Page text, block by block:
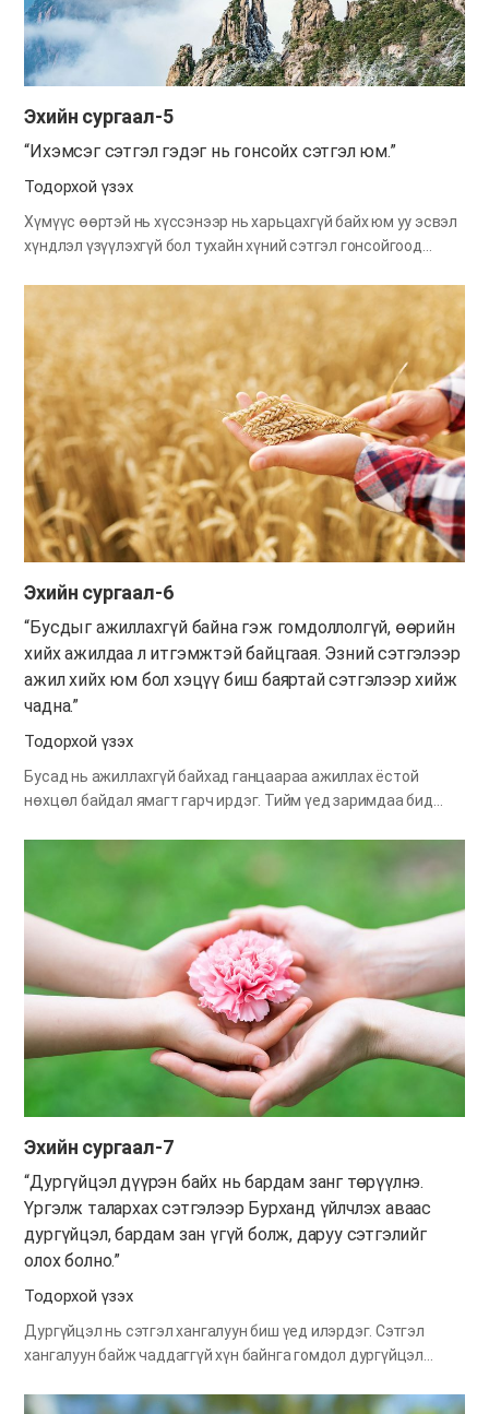
малчид, Лотын малчид хоорондоо маргалджээ. ... Абрам,
Лотод —Бид ахан дүүс. Чи бид хоёрын хооронд бас танай
манай малчдын хооронд маргаан бүү байг! Чиний өмнө энэ
бүх газар байгаа биш үү?…
Эхийн сургаал-5
“Ихэмсэг сэтгэл гэдэг нь гонсойх сэтгэл юм.”
Тодорхой үзэх
Хүмүүс өөртэй нь хүссэнээр нь харьцахгүй байх юм уу эсвэл
хүндлэл үзүүлэхгүй бол тухайн хүний сэтгэл гонсойгоод
хүлээн зөвшөөрүүлж, өөрт нь үйлчлээсэй гэж хүссэнээс,
өөрөөр хэлбэл ихэмсэг сэтгэлээс үүсэлтэй юм. Бид тэнгэрт
ёрын нүгэл үйлдэж, энэ газар руу ирсэн нүгэлтнүүд юм.
Тиймд ямар ч үед ихэмсэг сэтгэл өвөрлөж болохгүй. Учир нь
бусдад хүлээн зөвшөөрөгдөх эрх, хүндлүүлэх эрх нүгэлтэнд
байна гэж үү дээ? Энэ газрын зүй тогтлоос харсан ч хүнд
хэрэг үйлдсэн гэмт хэрэгтэн шоронд хоригдож, алив эрхээ
хасуулан, эрх чөлөөгөө хориулдаг шүү дээ. Гэхдээ бид
заримдаа өөрсдийгөө сүнсээр гэмт хэрэгтэн гэдгээ
мартчихдаг. Хүн нүгэлтэн гэдгээ мартах юм бол сэтгэл нь
ихэмсэг болж, бусдын үйлчлэл хүндлэлийг хүсэх нь лавтай.
Бусад хүн өөрийг нь хүлээн…
Эхийн сургаал-6
“Бусдыг ажиллахгүй байна гэж гомдоллолгүй, өөрийн
хийх ажилдаа л итгэмжтэй байцгаая. Эзний сэтгэлээр
ажил хийх юм бол хэцүү биш баяртай сэтгэлээр хийж
чадна.”
Тодорхой үзэх
Бусад нь ажиллахгүй байхад ганцаараа ажиллах ёстой
нөхцөл байдал ямагт гарч ирдэг. Тийм үед заримдаа бид
хандах юм бол баяртайгаар ажиллаж чадна гэдгийг сургасан
юм. Талбайд ажиллах эзэн ба зарцын талаар авч үзье л дээ.
Зарцын хувьд ургац хураах ажилд нэг их ач холбогдол
өгөхгүй байх. Зарц хүн бусдаас ихийг хийчих вий гэсэн
янзтай хүний нүд хариулж ажилладаг. Тэрээр зөвхөн эзнээ
харахад л шаргуу ажиллаж байгаа дүр эсгэнэ. Цагаа л
гүйцээвэл тогтсон цалин хөлсөө аваад дуусах юм чинь
аргагүй шүү дээ. Харин эзэн бол өөр өө. Эзэн цаг үргэлж
ургацын тухайд сэтгэлээ чилээнэ. Яаж…
Эхийн сургаал-7
“Дургүйцэл дүүрэн байх нь бардам занг төрүүлнэ.
Үргэлж талархах сэтгэлээр Бурханд үйлчлэх аваас
дургүйцэл, бардам зан үгүй болж, даруу сэтгэлийг
олох болно.”
Тодорхой үзэх
Дургүйцэл нь сэтгэл хангалуун биш үед илэрдэг. Сэтгэл
хангалуун байж чаддаггүй хүн байнга гомдол дургүйцэл
талархахаас илүүтэй дутуу талыг нь эхлээд хардаг. Харин Эх